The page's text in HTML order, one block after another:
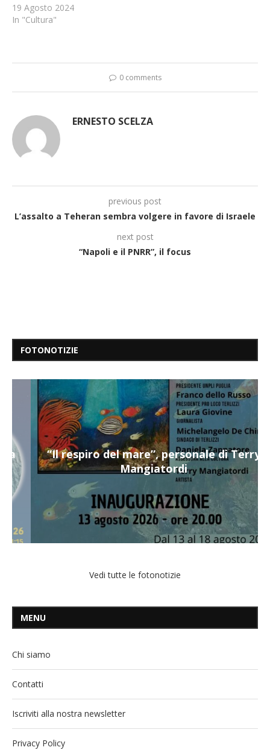
19 Agosto 2024
In "Cultura"
0 comments
ERNESTO SCELZA
previous post
L’assalto a Teheran sembra volgere in favore di Israele
next post
“Napoli e il PNRR”, il focus
FOTONOTIZIE
“Il respiro del mare”, personale di Terry
Mangiatordi
Vedi tutte le fotonotizie
MENU
Chi siamo
Contatti
Iscriviti alla nostra newsletter
Privacy Policy